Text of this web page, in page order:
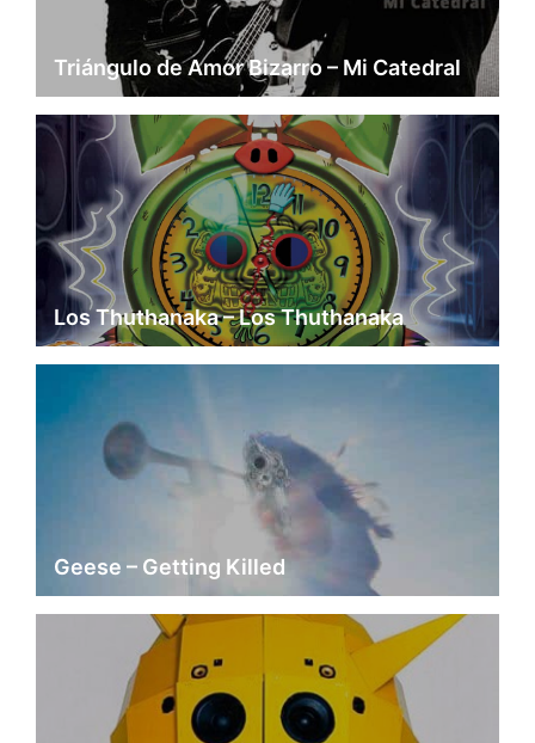
Triángulo de Amor Bizarro – Mi Catedral
Los Thuthanaka – Los Thuthanaka
Geese – Getting Killed